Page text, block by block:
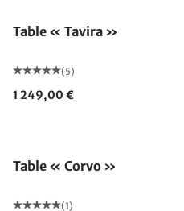
Table « Tavira »
(5)
1 249,00 €
Table « Corvo »
(1)